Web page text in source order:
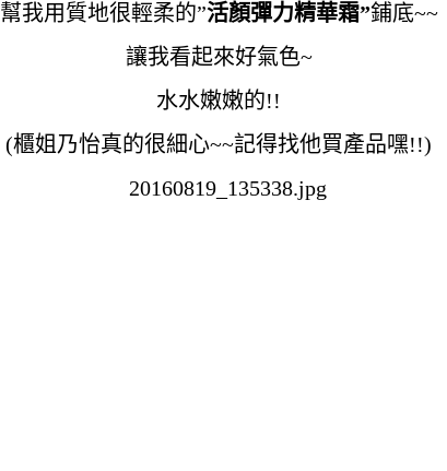
幫我用質地很輕柔的”活顏彈力精華霜”鋪底~~
讓我看起來好氣色~
水水嫩嫩的!!
(櫃姐乃怡真的很細心~~記得找他買產品嘿!!)